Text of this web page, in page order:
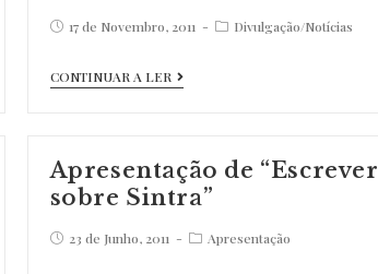
Post17 de Novembro, 2011
PostDivulgação/Notícias
CONTINUAR A LER
By
na
Revista
Apresentação de “Escrever
sobre Sintra”
Post23 de Junho, 2011
PostApresentação